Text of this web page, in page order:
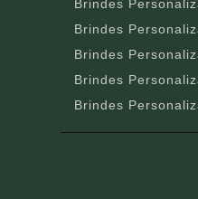
Brindes
Brindes
Brindes
Brindes
Brindes